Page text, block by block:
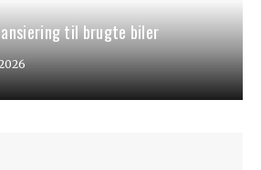
til brugte biler